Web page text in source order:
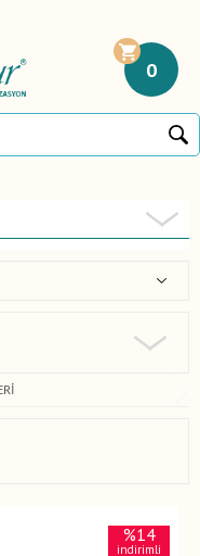
0
%14
indirimli